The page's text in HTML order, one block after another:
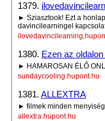
1379.
► Sziasztook! Ezt a
davincilearningel
1380. Ezen az
► HAMAROSAN ÉLŐ
sundaycooling.hupont.hu
1381. ALLEXTRA
► filmek minden
allextra.hupont.hu